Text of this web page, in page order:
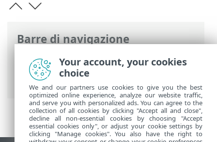
Barre di navigazione
Guida online ESET>ESET Security
Ultimate
>Utilizzo di ESET Security
Ultimate
Strumenti > File di rapporto
Your account, your cookies
choice
We and our partners use cookies to give you the best
optimized online experience, analyze our website traffic,
and serve you with personalized ads. You can agree to the
collection of all cookies by clicking "Accept all and close",
decline all non-essential cookies by choosing "Accept
essential cookies only", or adjust your cookie settings by
clicking "Manage cookies". You also have the right to